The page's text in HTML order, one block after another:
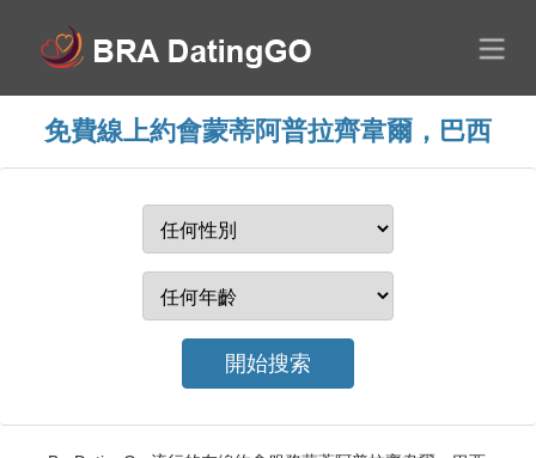
免費線上約會蒙蒂阿普拉齊韋爾，巴西